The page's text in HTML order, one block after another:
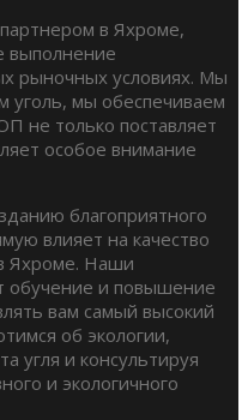
в Яхроме,
выполнение
рыночных условиях. Мы
уголь, мы обеспечиваем
не только поставляет
особое внимание
благоприятного
влияет на качество
Яхроме. Наши
обучение и повышение
вам самый высокий
об экологии,
угля и консультируя
и экологичного